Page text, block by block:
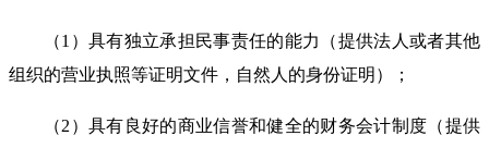
（1 ）具有独立承担民事责任的能力（提供法人或者其他
组织的营业执照等证明文件，自然人的身份证明）；
（2 ）具有良好的商业信誉和健全的财务会计制度（提供